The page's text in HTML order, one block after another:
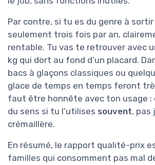
Par contre, si tu es du genre à
seulement trois fois par an,
rentable. Tu vas te retrouver avec
kg qui dort au fond d’un placard.
bacs à glaçons classiques ou
glace de temps en temps feront
faut être honnête avec ton usage :
du sens si tu l’utilises souvent, pas
crémaillère.
En résumé, le rapport qualité-prix
familles qui consomment pas mal